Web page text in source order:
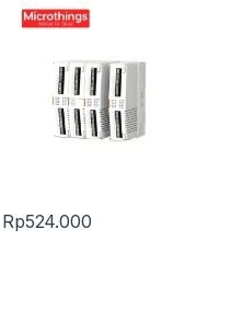
Rp524.000
This product has multiple